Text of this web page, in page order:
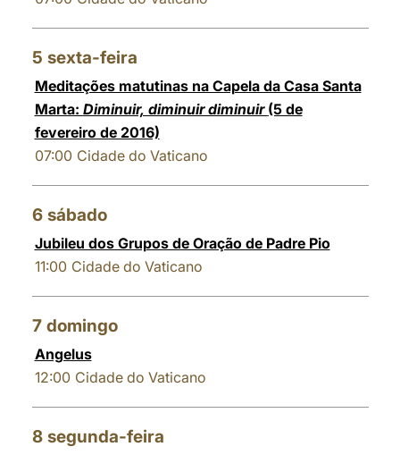
5 sexta-feira
Meditações matutinas na Capela da Casa Santa
Marta: Diminuir, diminuir diminuir (5 de
fevereiro de 2016)
07:00 Cidade do Vaticano
6 sábado
Jubileu dos Grupos de Oração de Padre Pio
11:00 Cidade do Vaticano
7 domingo
Angelus
12:00 Cidade do Vaticano
8 segunda-feira